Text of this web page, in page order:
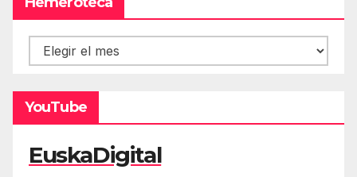
Hemeroteca
YouTube
EuskaDigital